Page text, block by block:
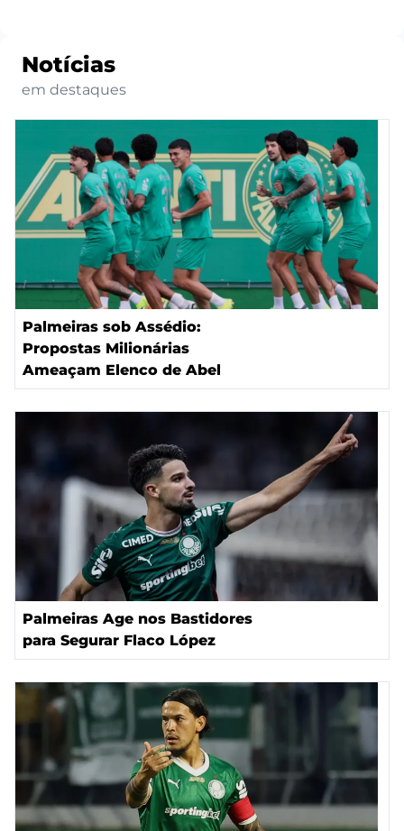
Notícias
em destaques
Palmeiras sob Assédio:
Propostas Milionárias
Ameaçam Elenco de Abel
Palmeiras Age nos Bastidores
para Segurar Flaco López